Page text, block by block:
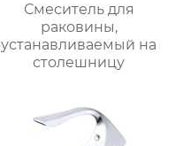
Смеситель для
раковины,
устанавливаемый на
столешницу